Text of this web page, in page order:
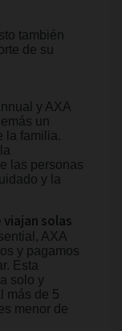
también
de su
y AXA
un
la familia.
las personas
y la
solas
AXA
y pagamos
Esta
solo y
más de 5
menor de